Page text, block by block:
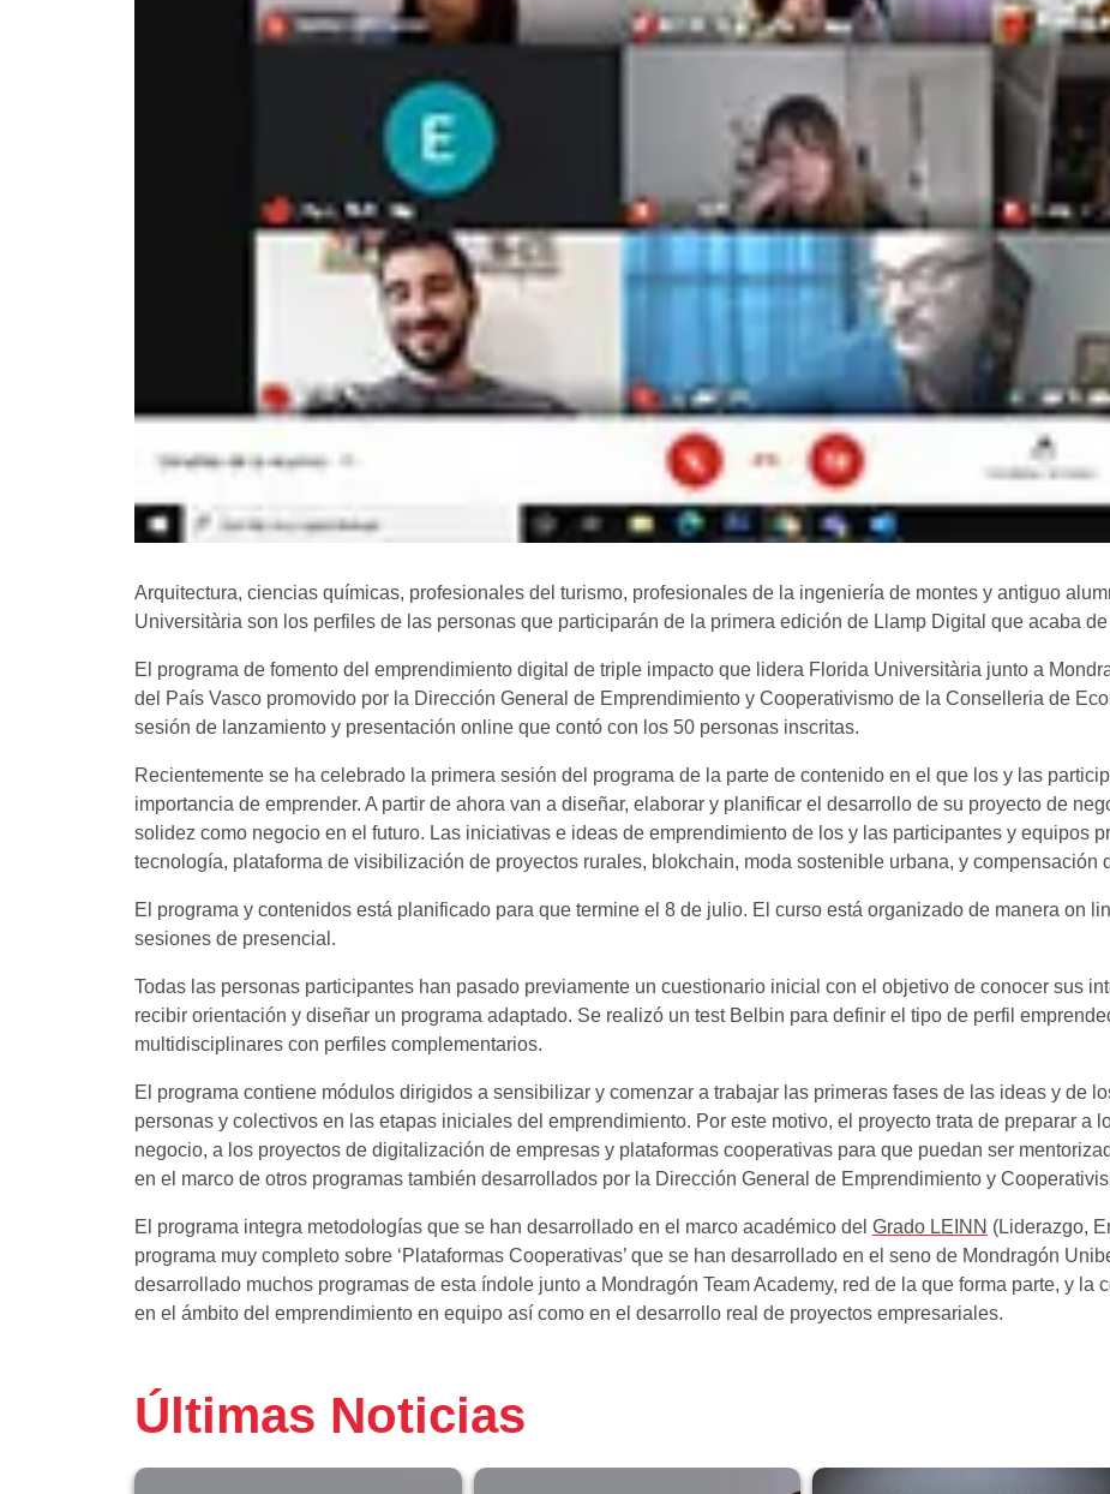
Arquitectura, ciencias químicas, profesionales del turismo, profesionales de la ingeniería de montes y antiguo
Universitària son los perfiles de las personas que participarán de la primera edición de Llamp Digital que acaba
El programa de fomento del emprendimiento digital de triple impacto que lidera Florida Universitària junto a
del País Vasco promovido por la Dirección General de Emprendimiento y Cooperativismo de la Conselleria de
sesión de lanzamiento y presentación online que contó con los 50 personas inscritas.
Recientemente se ha celebrado la primera sesión del programa de la parte de contenido en el que los y las
importancia de emprender. A partir de ahora van a diseñar, elaborar y planificar el desarrollo de su proyecto de
solidez como negocio en el futuro. Las iniciativas e ideas de emprendimiento de los y las participantes y equipos
tecnología, plataforma de visibilización de proyectos rurales, blokchain, moda sostenible urbana, y compensación
El programa y contenidos está planificado para que termine el 8 de julio. El curso está organizado de manera on
sesiones de presencial.
Todas las personas participantes han pasado previamente un cuestionario inicial con el objetivo de conocer sus
recibir orientación y diseñar un programa adaptado. Se realizó un test Belbin para definir el tipo de perfil
multidisciplinares con perfiles complementarios.
El programa contiene módulos dirigidos a sensibilizar y comenzar a trabajar las primeras fases de las ideas y de
personas y colectivos en las etapas iniciales del emprendimiento. Por este motivo, el proyecto trata de preparar a
negocio, a los proyectos de digitalización de empresas y plataformas cooperativas para que puedan ser
en el marco de otros programas también desarrollados por la Dirección General de Emprendimiento y
El programa integra metodologías que se han desarrollado en el marco académico del Grado LEINN (Liderazgo,
programa muy completo sobre ‘Plataformas Cooperativas’ que se han desarrollado en el seno de Mondragón
desarrollado muchos programas de esta índole junto a Mondragón Team Academy, red de la que forma parte, y la
en el ámbito del emprendimiento en equipo así como en el desarrollo real de proyectos empresariales.
Últimas Noticias